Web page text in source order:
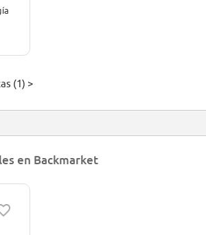
(1) >
en Backmarket